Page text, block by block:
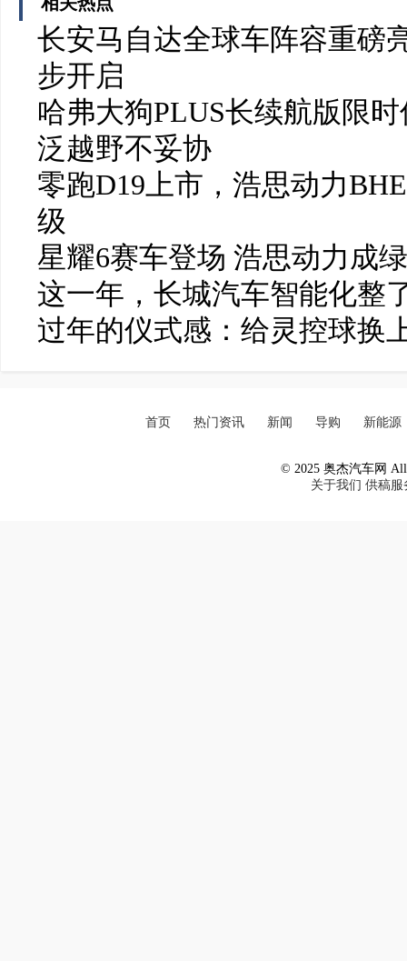
长安马自达全球车阵容重磅
步开启
哈弗大狗PLUS长续航版限
泛越野不妥协
零跑D19上市，浩思动力
级
星耀6赛车登场 浩思动力成
这一年，长城汽车智能化整
过年的仪式感：给灵控球换
首页 热门资讯 新闻 导购 新能源
© 2025 奥杰汽车网 All
关于我们 供稿服